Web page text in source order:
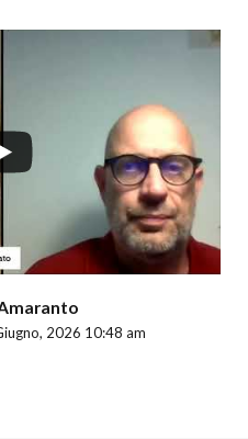
2026 10:48 am